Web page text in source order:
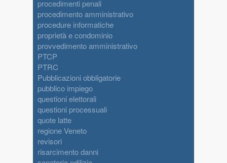
procedimenti penali
procedimento amministrativo
procedure informatiche
proprietà e condominio
provvedimento amministrativo
PTCP
PTRC
Pubblicazioni obbligatorie
pubblico impiego
questioni elettorali
questioni processuali
quote latte
regione Veneto
revisori
risarcimento danni